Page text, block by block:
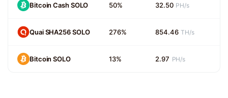
Bitcoin Cash SOLO 50% 32.50 PH/s
Quai SHA256 SOLO 276% 854.46 TH/s
Bitcoin SOLO 13% 2.97 PH/s